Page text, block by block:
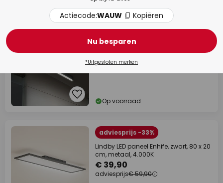
Op voorraad
OSRAM LED plafondlamp Office line
Cuboid zwart 4000 K dimbaar
€ 84,90
Op voorraad
adviesprijs -33%
Lindby LED paneel Enhife, zwart, 80 x 20
cm, metaal, 4.000K
€ 39,90
adviesprijs€ 59,90
Actiecode:WAUW Kopiëren
Nu besparen
*Uitgesloten merken